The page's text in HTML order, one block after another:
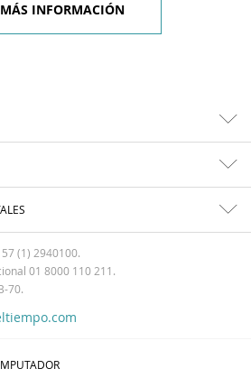
INFORMACIÓN
(1) 2940100.
01 8000 110 211.
70.